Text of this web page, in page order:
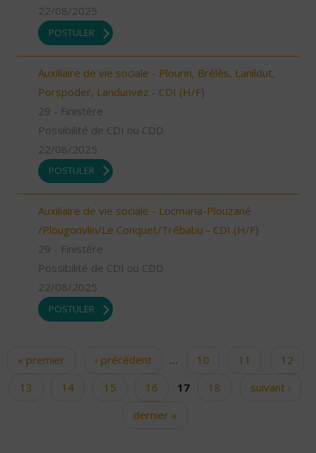
22/08/2025
POSTULER
Auxiliaire de vie sociale - Plourin, Brélès, Lanildut,
Porspoder, Landunvez - CDI (H/F)
29 - Finistère
Possibilité de CDI ou CDD
22/08/2025
POSTULER
Auxiliaire de vie sociale - Locmaria-Plouzané
/Plougonvlin/Le Conquet/Trébabu - CDI (H/F)
29 - Finistère
Possibilité de CDI ou CDD
22/08/2025
POSTULER
Pages
« premier ‹ précédent … 10 11
12
13
14 15 16 17 18
suivant ›
dernier »